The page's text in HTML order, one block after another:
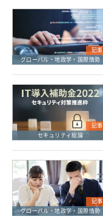
記事
グローバル・地政学・国際情勢
記事
セキュリティ総論
記事
グローバル・地政学・国際情勢